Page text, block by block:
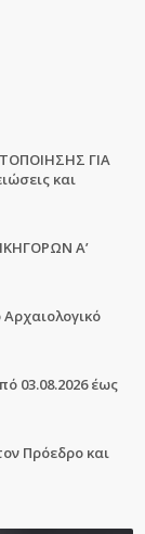
ΓΙΑ
και
Α’
03.08.2026 έως
Πρόεδρο και